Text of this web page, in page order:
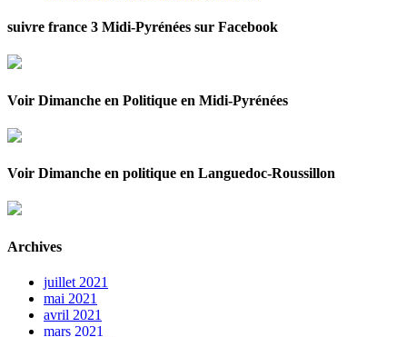
suivre france 3 Midi-Pyrénées sur Facebook
Voir Dimanche en Politique en Midi-Pyrénées
Voir Dimanche en politique en Languedoc-Roussillon
Archives
juillet 2021
mai 2021
avril 2021
mars 2021